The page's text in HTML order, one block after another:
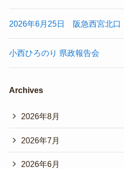
2026年6月25日 阪急西宮北口
小西ひろのり 県政報告会
Archives
2026年8月
2026年7月
2026年6月